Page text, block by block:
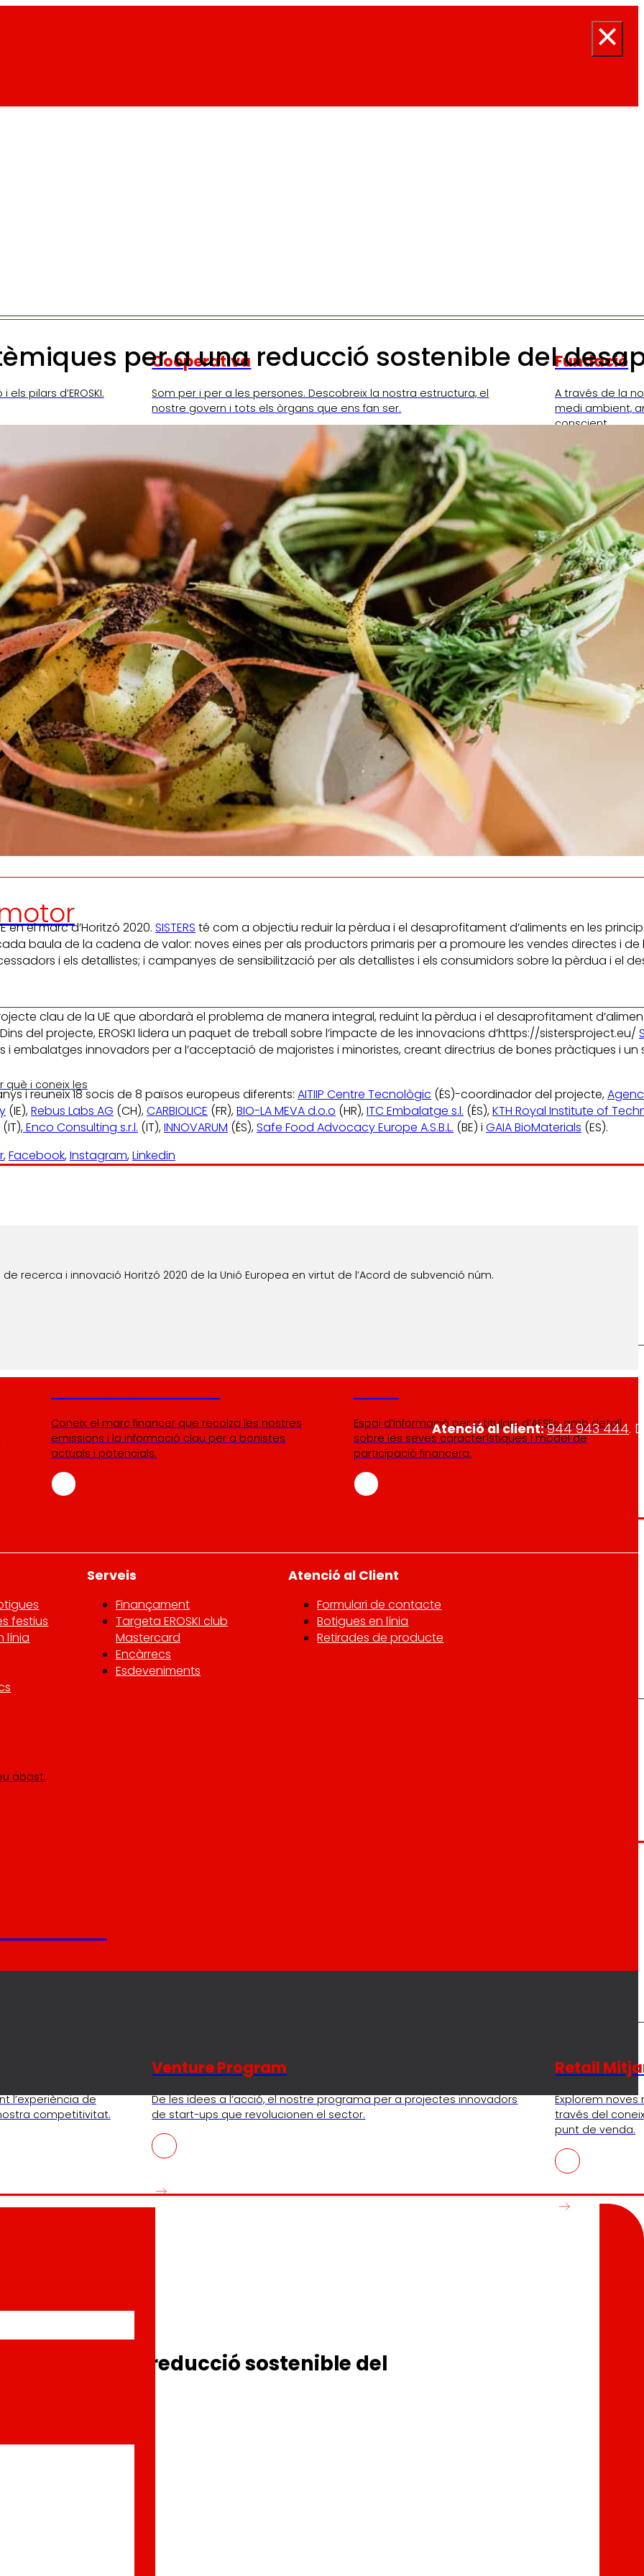
pilars d’EROSKI.
Cooperativa
Som per i per a les persones. Descobreix la nostra estructura, el
nostre govern i tots els òrgans que ens fan ser.
Fundació
A través de la
medi ambient,
conscient.
riquesa locali
en l'entorn.
Promovem
la satisfacció i
el desenvolupament de les
persones treballadores.
Escoltemiinformem
persones
què i coneix les
Coneix el marc financer que recolza les nostres
emissions i la informació clau per a bonistes
actuals i potencials.
Espai d’informació per a titulars d’AFSEs, amb detall
sobre les seves característiques i model de
participació financera.
abast.
l’experiència de
competitivitat.
Venture Program
De les idees a l’acció, el nostre programa per a projectes innovadors
de start-ups que revolucionen el sector.
Retail
Explorem
través del
punt de venda.
per a una reducció sostenible del
en el marc d’Horitzó 2020. SISTERS té com a objectiu reduir la pèrdua i el desaprofitament d’aliments en les
baula de la cadena de valor: noves eines per als productors primaris per a promoure les vendes directes i
i els detallistes; i campanyes de sensibilització per als detallistes i els consumidors sobre la pèrdua i el
clau de la UE que abordarà el problema de manera integral, reduint la pèrdua i el desaprofitament
del projecte, EROSKI lidera un paquet de treball sobre l’impacte de les innovacions d’https://sistersproject.eu/
innovadors per a l’acceptació de majoristes i minoristes, creant directrius de bones pràctiques i un
i reuneix 18 socis de 8 països europeus diferents: AITIIP Centre Tecnològic (ÉS)-coordinador del projecte,
(IE),Rebus Labs AG (CH),CARBIOLICE (FR),BIO-LA MEVA d.o.o (HR),ITC Embalatge s.l. (ÉS),KTH Royal Institute of
(IT),Enco Consulting s.r.l. (IT),INNOVARUM (ÉS),Safe Food Advocacy Europe A.S.B.L. (BE) i GAIA BioMaterials (ES).
,Facebook,Instagram,Linkedin
recerca i innovació Horitzó 2020 de la Unió Europea en virtut de l’Acord de subvenció núm.
Atenció al client:944 943 444.
festius
línia
Serveis
Finançament
Targeta EROSKI club
Mastercard
Encàrrecs
Esdeveniments
Atenció al Client
Formulari de contacte
Botigues en línia
Retirades de producte
per a una reducció sostenible del